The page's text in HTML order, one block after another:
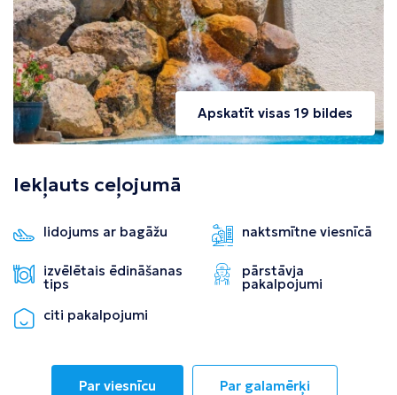
Apskatīt visas 19 bildes
Iekļauts ceļojumā
lidojums ar bagāžu naktsmītne viesnīcā
izvēlētais ēdināšanas
tips
pārstāvja
pakalpojumi
citi pakalpojumi
Par viesnīcu Par galamērķi